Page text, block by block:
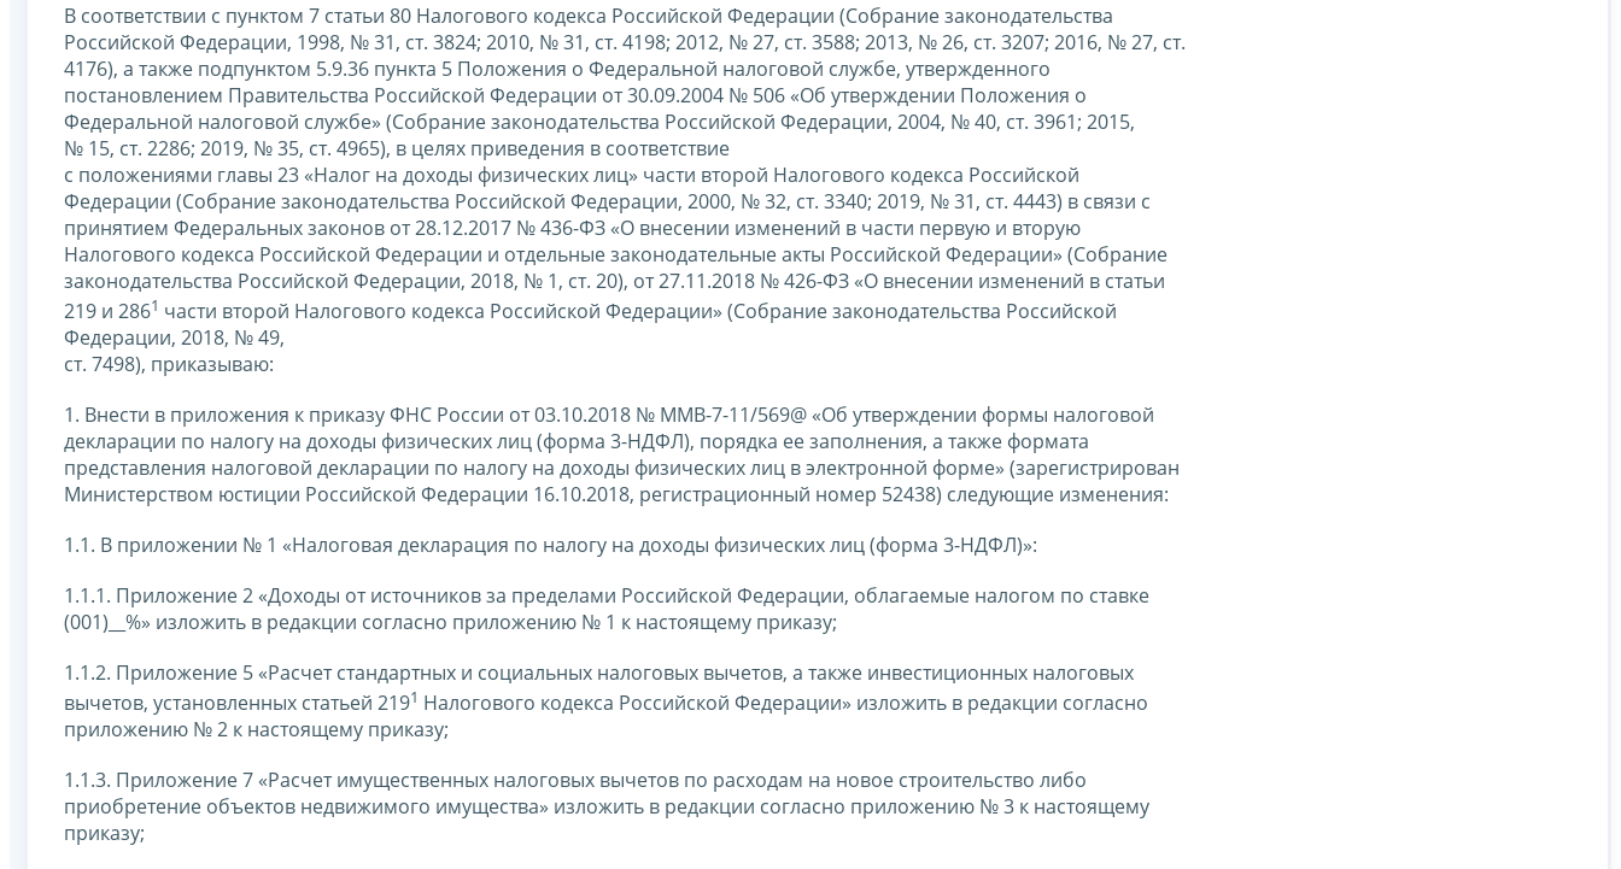
В соответствии с пунктом 7 статьи 80 Налогового кодекса Российской Федерации (Собрание законодательства
Российской Федерации, 1998, № 31, ст. 3824; 2010, № 31, ст. 4198; 2012, № 27, ст. 3588; 2013, № 26, ст. 3207; 2016, № 27, ст.
4176), а также подпунктом 5.9.36 пункта 5 Положения о Федеральной налоговой службе, утвержденного
постановлением Правительства Российской Федерации от 30.09.2004 № 506 «Об утверждении Положения о
Федеральной налоговой службе» (Собрание законодательства Российской Федерации, 2004, № 40, ст. 3961; 2015,
№ 15, ст. 2286; 2019, № 35, ст. 4965), в целях приведения в соответствие
с положениями главы 23 «Налог на доходы физических лиц» части второй Налогового кодекса Российской
Федерации (Собрание законодательства Российской Федерации, 2000, № 32, ст. 3340; 2019, № 31, ст. 4443) в связи с
принятием Федеральных законов от 28.12.2017 № 436-ФЗ «О внесении изменений в части первую и вторую
Налогового кодекса Российской Федерации и отдельные законодательные акты Российской Федерации» (Собрание
законодательства Российской Федерации, 2018, № 1, ст. 20), от 27.11.2018 № 426-ФЗ «О внесении изменений в статьи
219 и 2861 части второй Налогового кодекса Российской Федерации» (Собрание законодательства Российской
Федерации, 2018, № 49,
ст. 7498), приказываю:
1. Внести в приложения к приказу ФНС России от 03.10.2018 № ММВ-7-11/569@ «Об утверждении формы налоговой
декларации по налогу на доходы физических лиц (форма 3-НДФЛ), порядка ее заполнения, а также формата
представления налоговой декларации по налогу на доходы физических лиц в электронной форме» (зарегистрирован
Министерством юстиции Российской Федерации 16.10.2018, регистрационный номер 52438) следующие изменения:
1.1. В приложении № 1 «Налоговая декларация по налогу на доходы физических лиц (форма 3-НДФЛ)»:
1.1.1. Приложение 2 «Доходы от источников за пределами Российской Федерации, облагаемые налогом по ставке
(001)__%» изложить в редакции согласно приложению № 1 к настоящему приказу;
1.1.2. Приложение 5 «Расчет стандартных и социальных налоговых вычетов, а также инвестиционных налоговых
вычетов, установленных статьей 2191 Налогового кодекса Российской Федерации» изложить в редакции согласно
приложению № 2 к настоящему приказу;
1.1.3. Приложение 7 «Расчет имущественных налоговых вычетов по расходам на новое строительство либо
приобретение объектов недвижимого имущества» изложить в редакции согласно приложению № 3 к настоящему
приказу;